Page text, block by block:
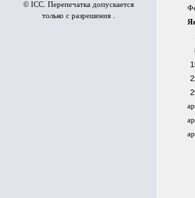
© ICC. Перепечатка допускается
только с разрешения .